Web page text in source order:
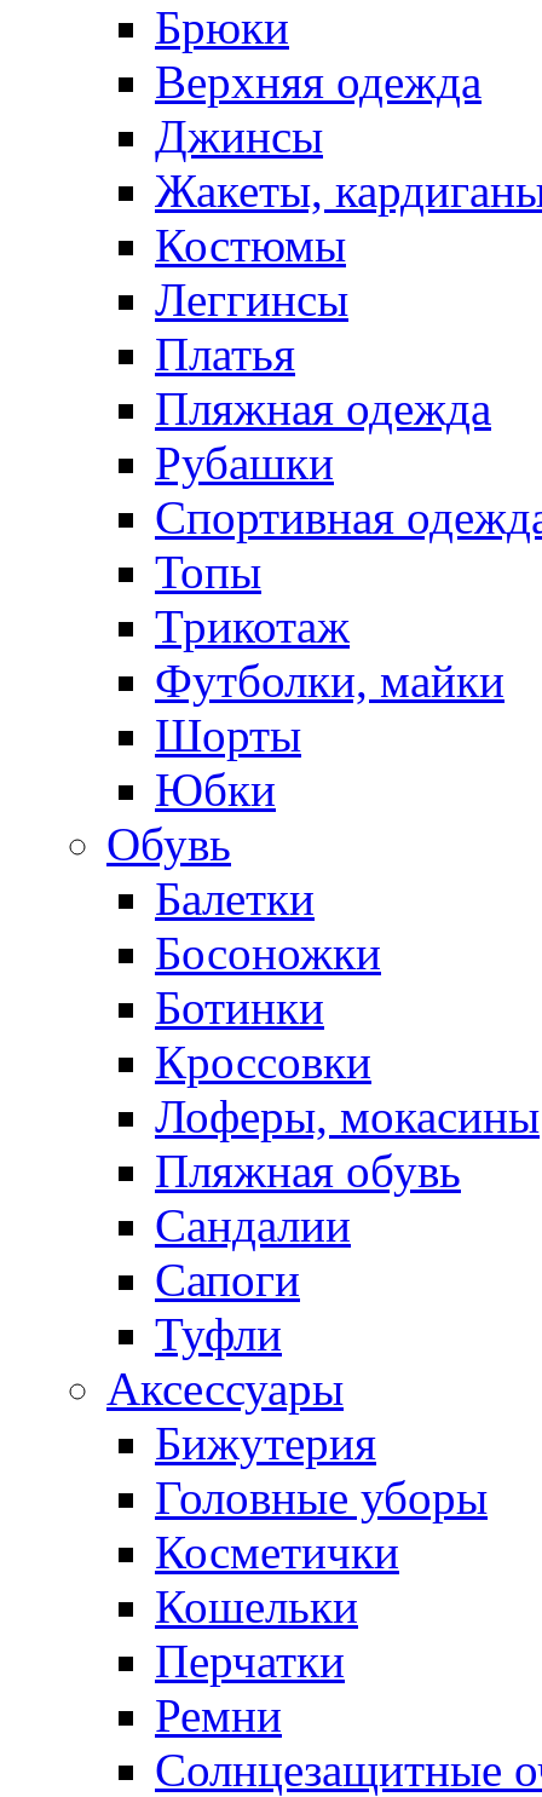
Брюки
Верхняя одежда
Джинсы
Жакеты,
Костюмы
Леггинсы
Платья
Пляжная одежда
Рубашки
Спортивная
Топы
Трикотаж
Футболки, майки
Шорты
Юбки
Обувь
Балетки
Босоножки
Ботинки
Кроссовки
Лоферы, мокасины
Пляжная обувь
Сандалии
Сапоги
Туфли
Аксессуары
Бижутерия
Головные уборы
Косметички
Кошельки
Перчатки
Ремни
Солнцезащитные